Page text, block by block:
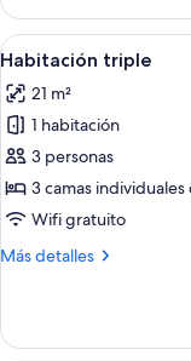
del
Sol
Doble
con
vistas
la
Puerta
del
Sol
Ver
todas
las
fotos
de
Habitación
triple
4
Habitación triple
21 m²
1 habitación
3 personas
3 camas individuales
Wifi gratuito
Más detalles
Más
triple